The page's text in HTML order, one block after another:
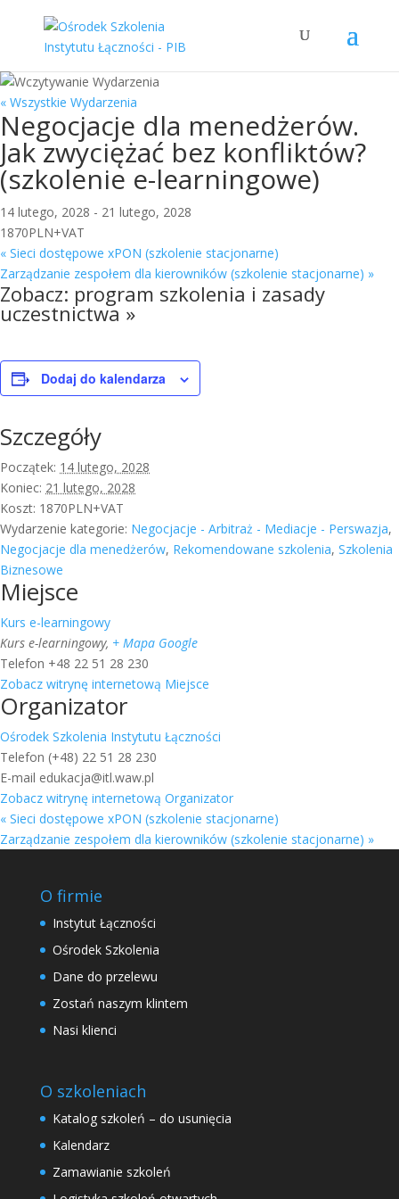
« Wszystkie Wydarzenia
Negocjacje dla menedżerów.
Jak zwyciężać bez konfliktów?
(szkolenie e-learningowe)
14 lutego, 2028 - 21 lutego, 2028
1870PLN+VAT
« Sieci dostępowe xPON (szkolenie stacjonarne)
Zarządzanie zespołem dla kierowników (szkolenie stacjonarne) »
Zobacz: program szkolenia i zasady
uczestnictwa »
Dodaj do kalendarza
Szczegóły
Początek: 14 lutego, 2028
Koniec: 21 lutego, 2028
Koszt: 1870PLN+VAT
Wydarzenie kategorie: Negocjacje - Arbitraż - Mediacje - Perswazja,
Negocjacje dla menedżerów, Rekomendowane szkolenia, Szkolenia
Biznesowe
Miejsce
Kurs e-learningowy
Kurs e-learningowy, + Mapa Google
Telefon +48 22 51 28 230
Zobacz witrynę internetową Miejsce
Organizator
Ośrodek Szkolenia Instytutu Łączności
Telefon (+48) 22 51 28 230
E-mail edukacja@itl.waw.pl
Zobacz witrynę internetową Organizator
« Sieci dostępowe xPON (szkolenie stacjonarne)
Zarządzanie zespołem dla kierowników (szkolenie stacjonarne) »
O firmie
Instytut Łączności
Ośrodek Szkolenia
Dane do przelewu
Zostań naszym klintem
Nasi klienci
O szkoleniach
Katalog szkoleń – do usunięcia
Kalendarz
Zamawianie szkoleń